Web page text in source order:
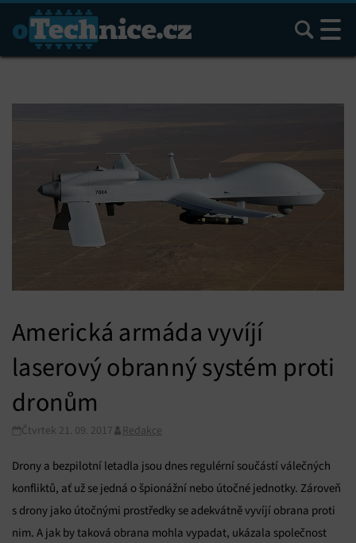
Hledat
Americká armáda vyvíjí
laserový obranný systém proti
dronům
Čtvrtek 21. 09. 2017 Redakce
Drony a bezpilotní letadla jsou dnes regulérní součástí válečných
konfliktů, ať už se jedná o špionážní nebo útočné jednotky. Zároveň
s drony jako útočnými prostředky se adekvátně vyvíjí obrana proti
nim. A jak by taková obrana mohla vypadat, ukázala společnost